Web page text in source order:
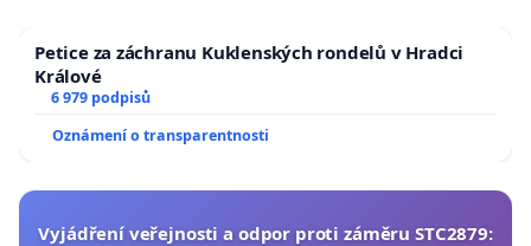
Petice za záchranu Kuklenských rondelů v Hradci
Králové
6 979 podpisů
Oznámení o transparentnosti
Vyjádření veřejnosti a odpor proti záměru STC2879: